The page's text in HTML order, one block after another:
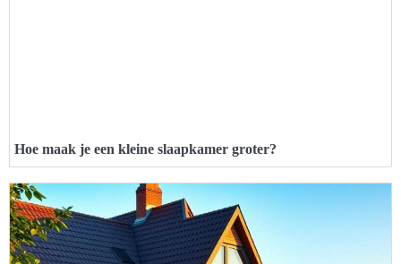
Hoe maak je een kleine slaapkamer groter?